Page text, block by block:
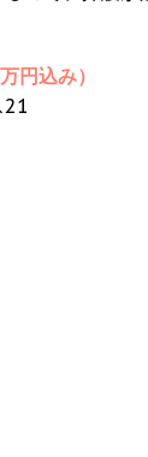
円込み）
21